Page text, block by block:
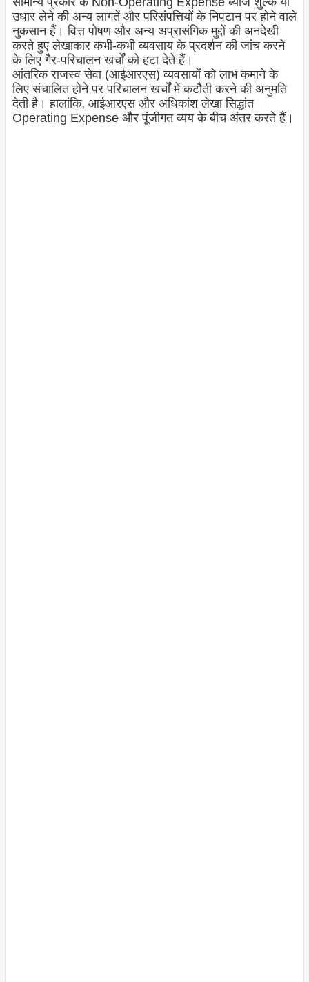
उधार लेने की अन्य लागतें और परिसंपत्तियों के निपटान पर होने वाले
नुकसान हैं। वित्त पोषण और अन्य अप्रासंगिक मुद्दों की अनदेखी
करते हुए लेखाकार कभी-कभी व्यवसाय के प्रदर्शन की जांच करने
के लिए गैर-परिचालन खर्चों को हटा देते हैं।
आंतरिक राजस्व सेवा (आईआरएस) व्यवसायों को लाभ कमाने के
लिए संचालित होने पर परिचालन खर्चों में कटौती करने की अनुमति
देती है। हालांकि, आईआरएस और अधिकांश लेखा सिद्धांत
Operating Expense और पूंजीगत व्यय के बीच अंतर करते हैं।